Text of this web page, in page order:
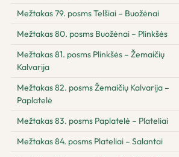
Mežtakas 79. posms Telšiai – Buožėnai
Mežtakas 80. posms Buožėnai – Plinkšės
Mežtakas 81. posms Plinkšės – Žemaičių
Kalvarija
Mežtakas 82. posms Žemaičių Kalvarija –
Paplatelė
Mežtakas 83. posms Paplatelė – Plateliai
Mežtakas 84. posms Plateliai – Salantai